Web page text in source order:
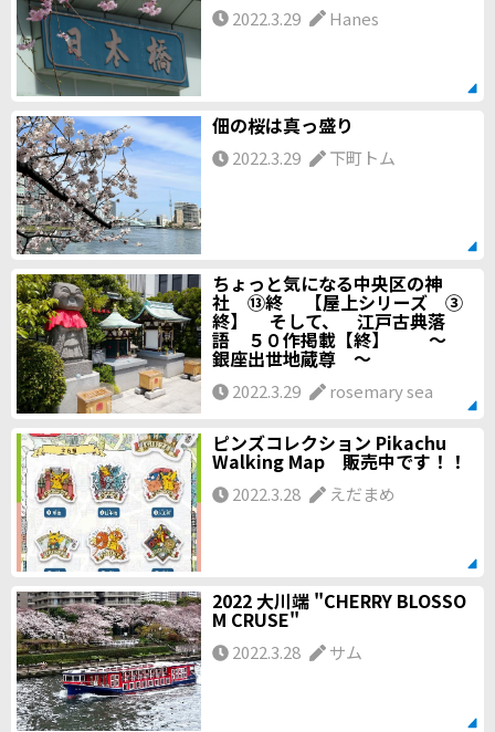
2022.3.29 Hanes
佃の桜は真っ盛り
2022.3.29 下町トム
ちょっと気になる中央区の神
社 ⑬終 【屋上シリーズ ③
終】 そして、 江戸古典落
語 ５０作掲載【終】 ～
銀座出世地蔵尊 ～
2022.3.29 rosemary sea
ピンズコレクション Pikachu
Walking Map 販売中です！！
2022.3.28 えだまめ
2022 大川端 "CHERRY BLOSSO
M CRUSE"
2022.3.28 サム